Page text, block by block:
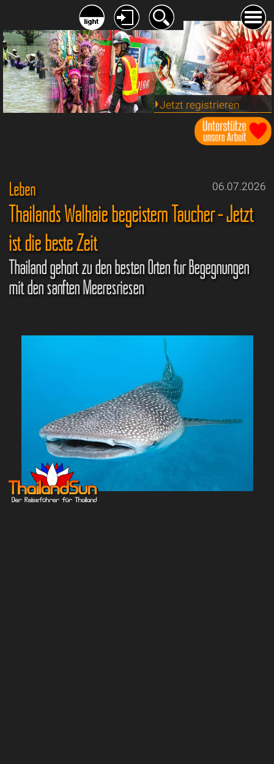
Jetzt registrieren
06.07.2026
Leben
Thailands Walhaie begeistern Taucher - Jetzt
ist die beste Zeit
Thailand gehört zu den besten Orten für Begegnungen
mit den sanften Meeresriesen